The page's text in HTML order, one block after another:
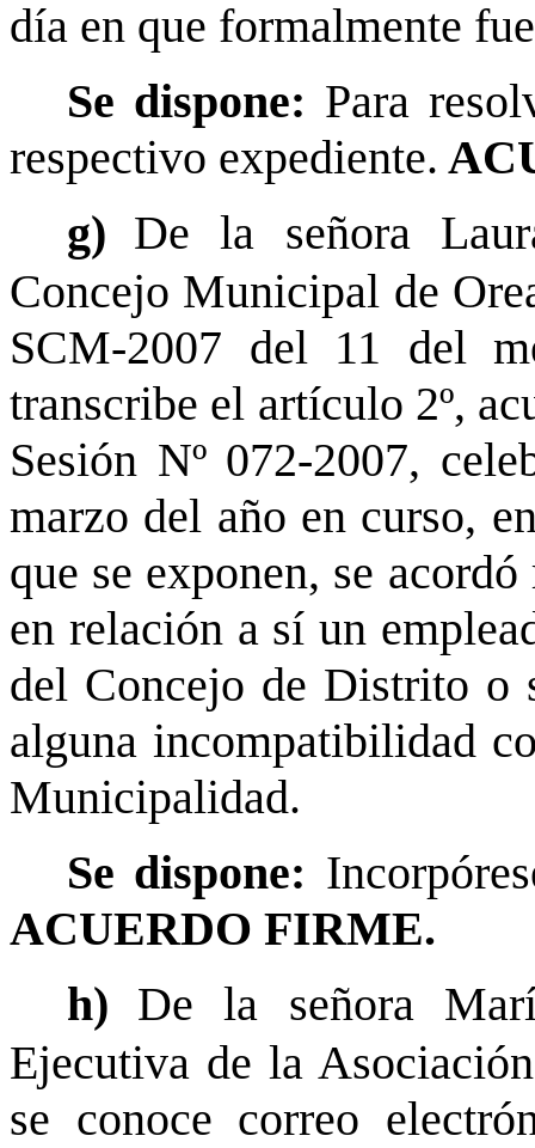
día en que formalmente
Se dispone: Para
respectivo expediente.
g) De la señora
Concejo Municipal de
SCM-2007 del 11 del
transcribe el artículo 2º,
Sesión Nº 072-2007,
marzo del año en curso,
que se exponen, se
en relación a sí un
del Concejo de Distrito o
alguna incompatibilidad
Municipalidad.
Se dispone:
ACUERDO FIRME.
h) De la señora
Ejecutiva de la
se conoce correo